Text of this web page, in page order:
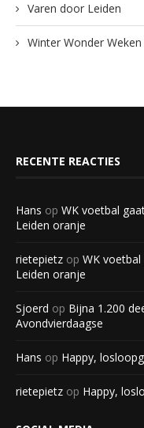
Varen door Leiden
Winter Wonder
RECENTE REACTIES
Hans op WK voetbal
Leiden oranje
rietepietz op WK
Leiden oranje
Sjoerd op Bijna 1.200
Avondvierdaagse
Hans op Happy,
rietepietz op Happy,